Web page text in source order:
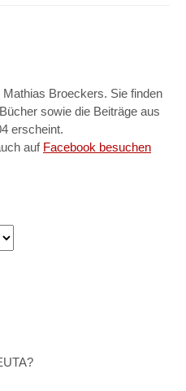
Broeckers. Sie finden
sowie die Beiträge aus
erscheint.
auf Facebook besuchen